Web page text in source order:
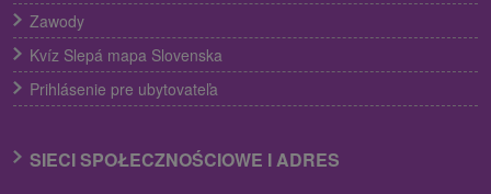
Zawody
Kvíz Slepá mapa Slovenska
Prihlásenie pre ubytovateľa
SIECI SPOŁECZNOŚCIOWE I ADRES